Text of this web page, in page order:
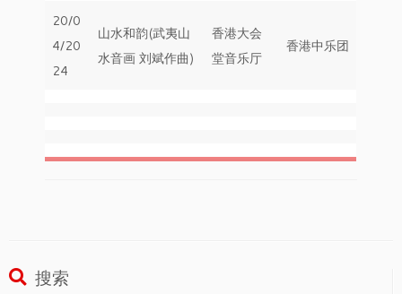
20/0
4/20
24
山水和韵(武夷山
水音画 刘斌作曲)
香港大会
堂音乐厅
香港中乐团
搜索